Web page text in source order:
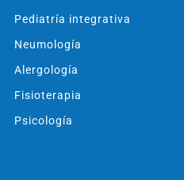
Pediatría integrativa
Neumología
Alergología
Fisioterapia
Psicología